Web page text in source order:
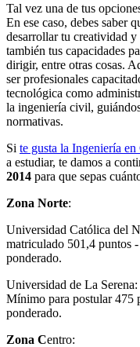
Tal vez una de tus
En ese caso, debes saber
desarrollar tu creatividad
también tus capacidades
dirigir, entre otras cosas.
ser profesionales
tecnológica como
la ingeniería civil,
normativas.
Si te gusta la Ingeniería
a estudiar, te damos a
2014 para que sepas
Zona Norte:
Universidad Católica del
matriculado 501,4 puntos
ponderado.
Universidad de La
Mínimo para postular 475
ponderado.
Zona Centro: